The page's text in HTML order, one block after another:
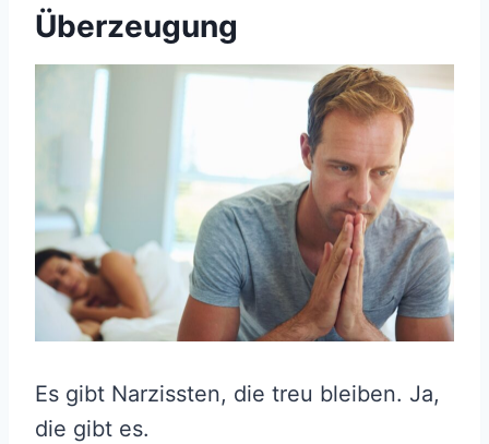
Überzeugung
Es gibt Narzissten, die treu bleiben. Ja,
die gibt es.